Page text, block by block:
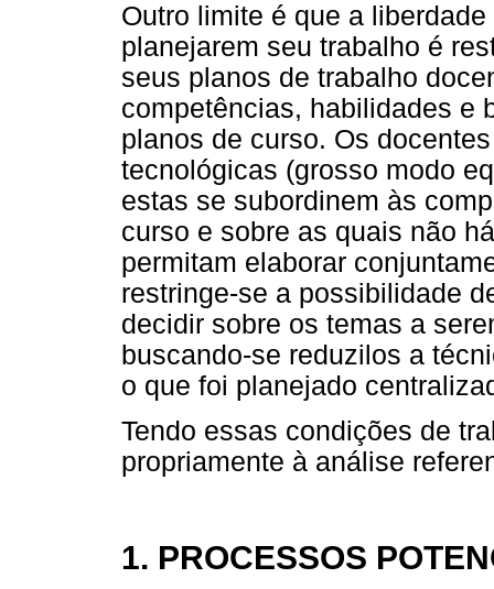
Outro limite é que a
planejarem seu trabalho é
seus planos de trabalho
competências, habilidades e
planos de curso. Os
tecnológicas (grosso modo
estas se subordinem às
curso e sobre as quais não
permitam elaborar
restringe-se a possibilidade
decidir sobre os temas a
buscando-se reduzilos a
o que foi planejado
Tendo essas condições de
propriamente à análise
1. PROCESSOS